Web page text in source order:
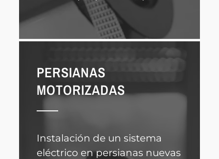
PERSIANAS
MOTORIZADAS
Instalación de un sistema
eléctrico en persianas nuevas